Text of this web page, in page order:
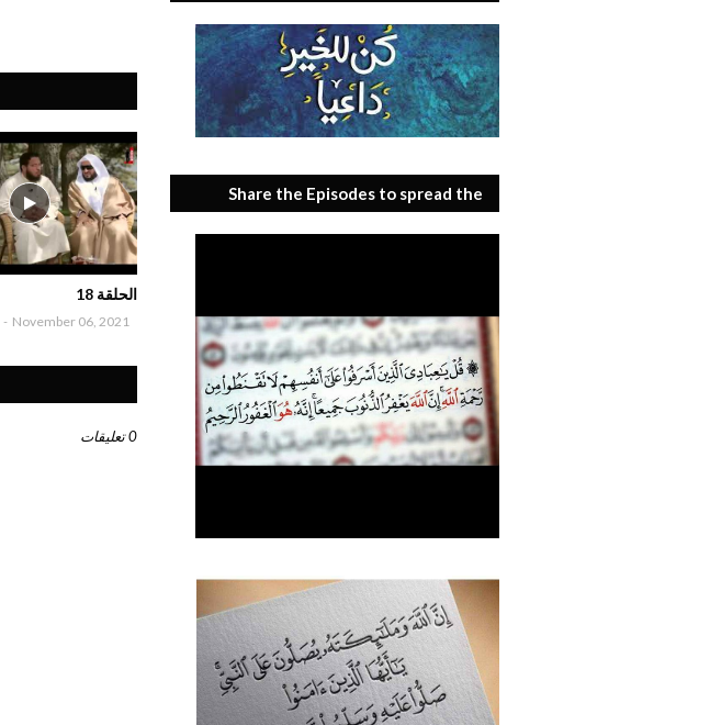
الحلقة 18
- November 06, 2021
0 تعليقات
Share the Episodes to spread the
benefit